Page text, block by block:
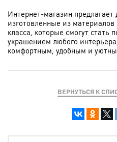
Интернет-магазин
изготовленные из
класса, которые смогут
украшением любого
комфортным, удобным и
ВЕРНУТЬСЯ К